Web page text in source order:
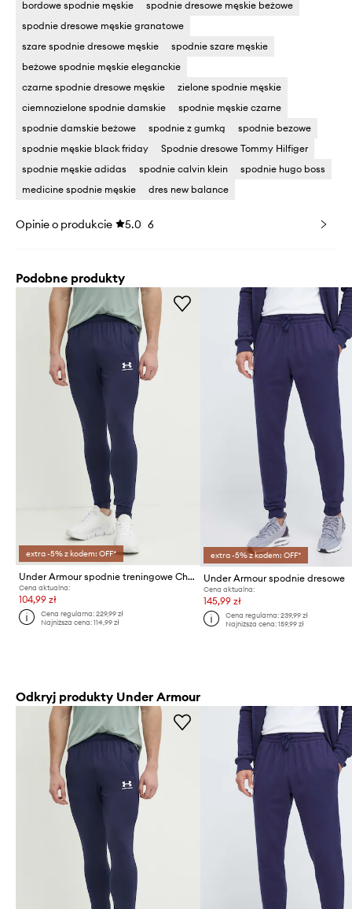
bordowe spodnie męskie
spodnie dresowe męskie beżowe
spodnie dresowe męskie granatowe
szare spodnie dresowe męskie
spodnie szare męskie
beżowe spodnie męskie eleganckie
czarne spodnie dresowe męskie
zielone spodnie męskie
ciemnozielone spodnie damskie
spodnie męskie czarne
spodnie damskie beżowe
spodnie z gumką
spodnie bezowe
spodnie męskie black friday
Spodnie dresowe Tommy Hilfiger
spodnie męskie adidas
spodnie calvin klein
spodnie hugo boss
medicine spodnie męskie
dres new balance
Opinie o produkcie 5.0 6
Podobne produkty
extra -5% z kodem: OFF*
Under Armour spodnie treningowe Challenger
Cena aktualna:
104,99 zł
Cena regularna:229,99 zł
Najniższa cena:114,99 zł
extra -5% z kodem: OFF*
Under Armour spodnie dresowe
Cena aktualna:
145,99 zł
Cena regularna: 239,99 zł
Najniższa cena: 159,99 zł
Odkryj produkty Under Armour